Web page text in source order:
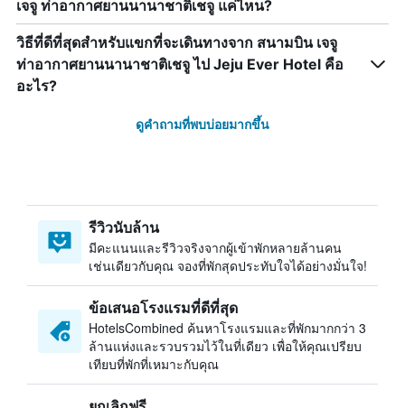
เจจู ท่าอากาศยานนานาชาติเชจู แค่ไหน?
วิธีที่ดีที่สุดสำหรับแขกที่จะเดินทางจาก สนามบิน เจจู
ท่าอากาศยานนานาชาติเชจู ไป Jeju Ever Hotel คือ
อะไร?
ดูคำถามที่พบบ่อยมากขึ้น
รีวิวนับล้าน
มีคะแนนและรีวิวจริงจากผู้เข้าพักหลายล้านคน
เช่นเดียวกับคุณ จองที่พักสุดประทับใจได้อย่างมั่นใจ!
ข้อเสนอโรงแรมที่ดีที่สุด
HotelsCombined ค้นหาโรงแรมและที่พักมากกว่า 3
ล้านแห่งและรวบรวมไว้ในที่เดียว เพื่อให้คุณเปรียบ
เทียบที่พักที่เหมาะกับคุณ